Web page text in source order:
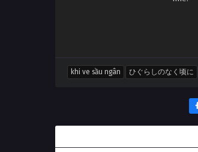
khi ve sầu ngân ひぐらしのなく顷に